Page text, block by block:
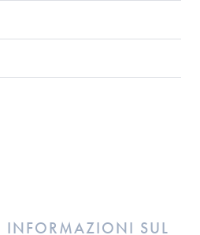
INFORMAZIONI SUL